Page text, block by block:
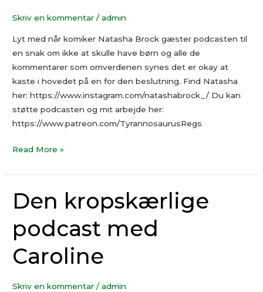
Skriv en kommentar /admin
Lyt med når komiker Natasha Brock gæster podcasten til
en snak om ikke at skulle have børn og alle de
kommentarer som omverdenen synes det er okay at
kaste i hovedet på en for den beslutning. Find Natasha
her: https://www.instagram.com/natashabrock_/ Du kan
støtte podcasten og mit arbejde her:
https://www.patreon.com/TyrannosaurusRegs
Read More »
Den kropskærlige
podcast med
Caroline
Skriv en kommentar /admin
Den
kropskærlige
med
Caroline